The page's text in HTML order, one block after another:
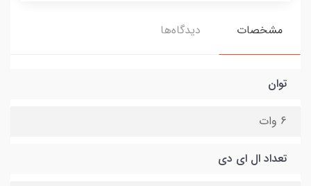
مشخصات دیدگاه‌ها
توان
6 وات
تعداد ال ای دی